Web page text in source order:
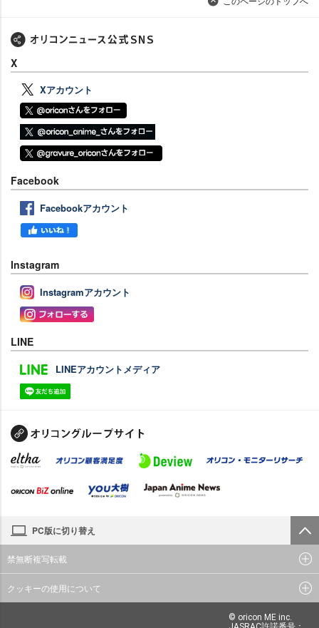
X
Xアカウント
Facebook
Facebookアカウント
Instagram
Instagramアカウント
LINE
LINEアカウントメディア
PC版に切り替え
禁無断複写転載
クッキーの使用について
© oricon ME inc.